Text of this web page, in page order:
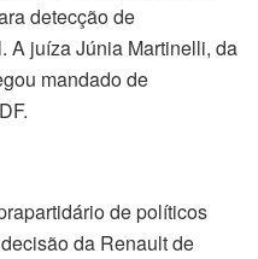
detecção de
A juíza Júnia Martinelli, da
mandado de
de políticos
da Renault de